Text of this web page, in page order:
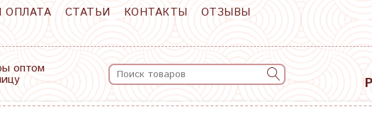
ОПЛАТА СТАТЬИ КОНТАКТЫ
ОТЗЫВЫ
оптом